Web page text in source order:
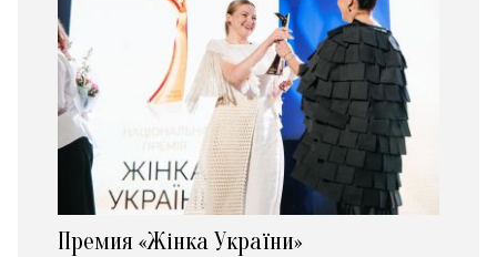
Премия «Жінка України»